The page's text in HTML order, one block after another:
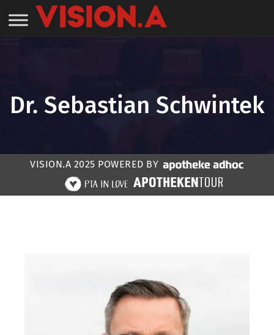
Dr. Sebastian Schwintek
VISION.A 2025 POWERED BY